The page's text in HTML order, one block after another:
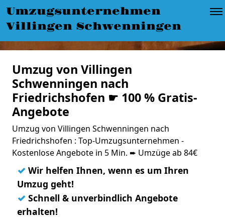
Umzugsunternehmen
Villingen Schwenningen
Umzug von Villingen
Schwenningen nach
Friedrichshofen ☛ 100 % Gratis-
Angebote
Umzug von Villingen Schwenningen nach
Friedrichshofen : Top-Umzugsunternehmen -
Kostenlose Angebote in 5 Min. ➨ Umzüge ab 84€
✓ Wir helfen Ihnen, wenn es um Ihren
Umzug geht!
✓ Schnell & unverbindlich Angebote
erhalten!